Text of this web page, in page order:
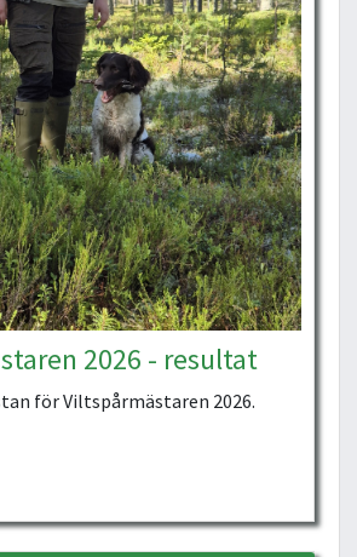
2026 - resultat
för Viltspårmästaren 2026.